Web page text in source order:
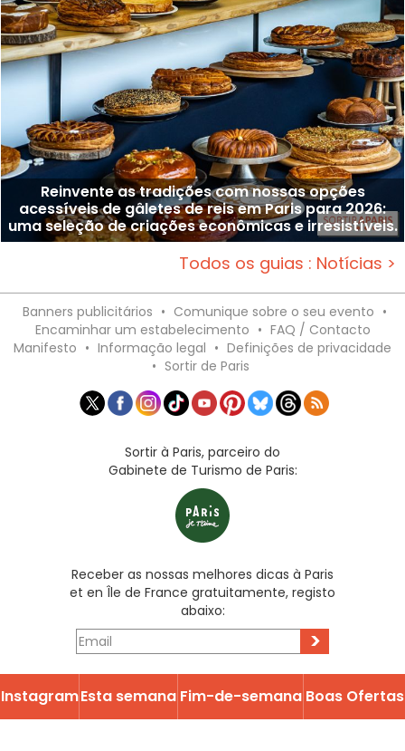
Reinvente as tradições com nossas opções
acessíveis de gâletes de reis em Paris para 2026:
uma seleção de criações econômicas e irresistíveis.
Todos os guias : Notícias >
Banners publicitários • Comunique sobre o seu evento •
Encaminhar um estabelecimento • FAQ / Contacto
Manifesto • Informação legal • Definições de privacidade
• Sortir de Paris
Sortir à Paris, parceiro do
Gabinete de Turismo de Paris:
Receber as nossas melhores dicas à Paris
et en Île de France gratuitamente, registo
abaixo:
>
InstagramEsta semana Fim-de-semana Boas Ofertas